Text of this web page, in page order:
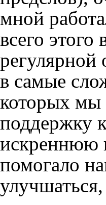
мной
всего этого
регулярной
в самые
которых мы
поддержку
искреннюю
помогало
улучшаться,